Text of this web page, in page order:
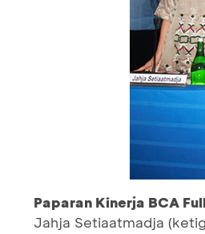
Paparan Kinerja BCA
Jahja Setiaatmadja